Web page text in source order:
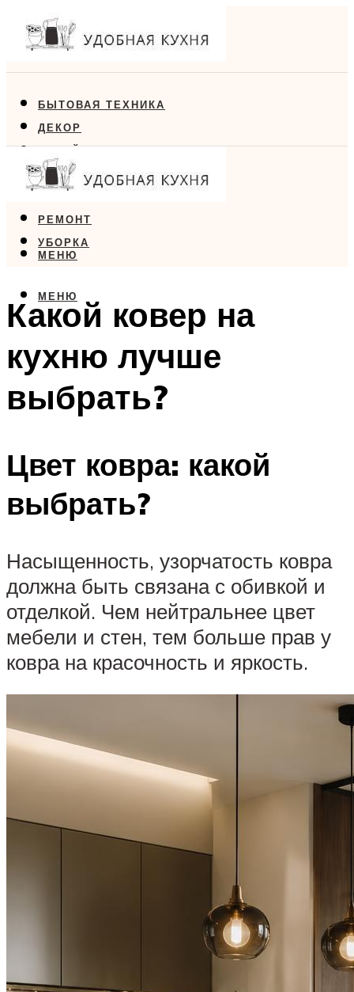
БЫТОВАЯ ТЕХНИКА
ДЕКОР
ДИЗАЙН
ЕДА
РЕМОНТ
УБОРКА
МЕНЮ
МЕНЮ
Какой ковер на
кухню лучше
выбрать?
Цвет ковра: какой
выбрать?
Насыщенность, узорчатость ковра
должна быть связана с обивкой и
отделкой. Чем нейтральнее цвет
мебели и стен, тем больше прав у
ковра на красочность и яркость.